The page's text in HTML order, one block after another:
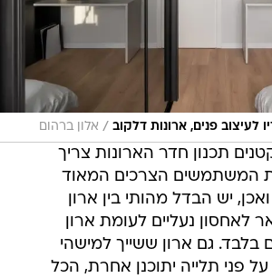
לעיצוב פנים, ארונות דלקוב / אלון ברהום
תכנון חדר הארונות צריך
המשתמשים הצרכים המאוד
יש הבדל מהותי בין ארון
נעליים לעומת ארון
בלבד. גם ארון ששייך למישהי
פני תלייה יתוכנן אחרת, הכל